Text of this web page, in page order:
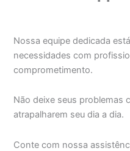
Nossa equipe dedicada
necessidades com
comprometimento.
Não deixe seus problemas
atrapalharem seu dia a dia.
Conte com nossa